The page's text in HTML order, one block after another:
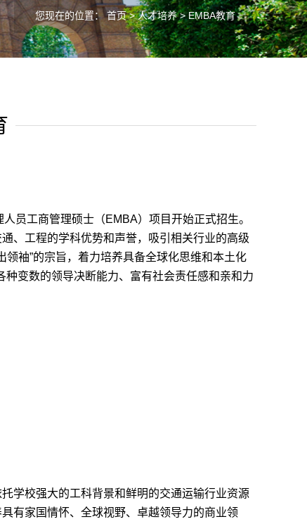
您现在的位置：首页>人才培养> EMBA教育
员工商管理硕士（EMBA）项目开始正式招生。
、工程的学科优势和声誉，吸引相关行业的高级
领袖”的宗旨，着力培养具备全球化思维和本土化
变数的领导决断能力、富有社会责任感和亲和力
学校强大的工科背景和鲜明的交通运输行业资源
有家国情怀、全球视野、卓越领导力的商业领